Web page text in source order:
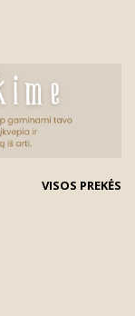
VISOS PREKĖS